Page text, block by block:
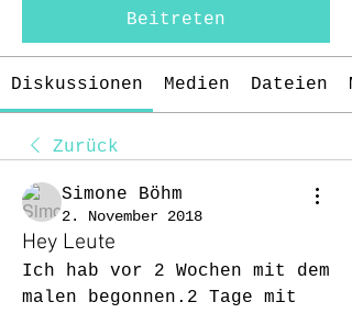
Beitreten
Diskussionen Medien Dateien
Zurück
Simone Böhm
2. November 2018
Hey Leute
Ich hab vor 2 Wochen mit dem
malen begonnen.2 Tage mit